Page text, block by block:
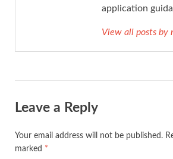
application
View all posts by
Leave a Reply
Your email address will not be published.
marked *